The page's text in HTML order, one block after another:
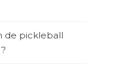
de pickleball